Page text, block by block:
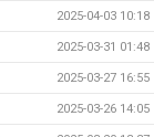
2025-04-03 10:18
2025-03-31 01:48
2025-03-27 16:55
2025-03-26 14:05